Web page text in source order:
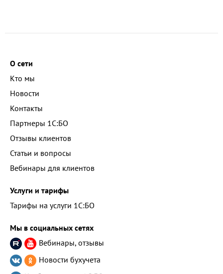
О сети
Кто мы
Новости
Контакты
Партнеры 1С:БО
Отзывы клиентов
Статьи и вопросы
Вебинары для клиентов
Услуги и тарифы
Тарифы на услуги 1С:БО
Мы в социальных сетях
Вебинары, отзывы
Новости бухучета